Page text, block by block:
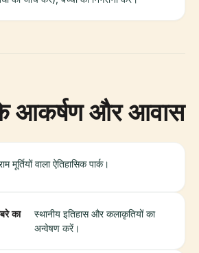
आकर्षण और आवास
मूर्तियों वाला ऐतिहासिक पार्क।
का
स्थानीय इतिहास और कलाकृतियों का
अन्वेषण करें।